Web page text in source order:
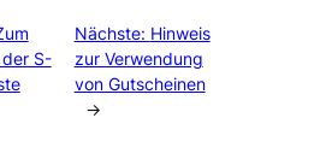
S-
Nächste: Hinweis
zur Verwendung
von Gutscheinen
→